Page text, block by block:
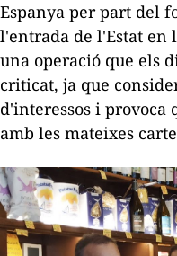
Espanya per part del
l'entrada de l'Estat en
una operació que els
criticat, ja que
d'interessos i provoca
amb les mateixes